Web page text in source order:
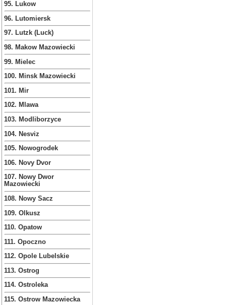
95. Lukow
96. Lutomiersk
97. Lutzk (Luck)
98. Makow Mazowiecki
99. Mielec
100. Minsk Mazowiecki
101. Mir
102. Mlawa
103. Modliborzyce
104. Nesviz
105. Nowogrodek
106. Novy Dvor
107. Nowy Dwor
Mazowiecki
108. Nowy Sacz
109. Olkusz
110. Opatow
111. Opoczno
112. Opole Lubelskie
113. Ostrog
114. Ostroleka
115. Ostrow Mazowiecka